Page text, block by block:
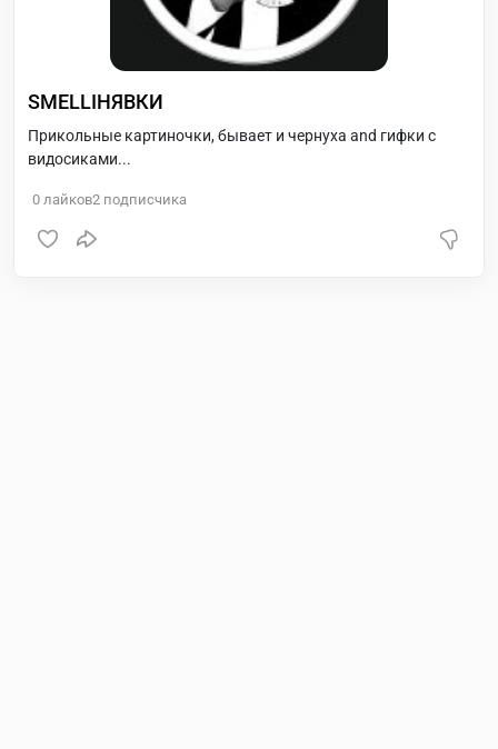
SMELLIНЯВКИ
Прикольные картиночки, бывает и чернуха and гифки с
видосиками...
0 лайков2 подписчика